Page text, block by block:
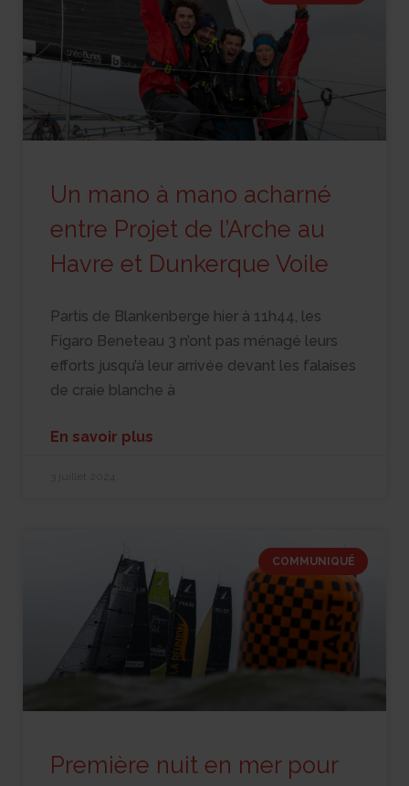
Un mano à mano acharné
entre Projet de l’Arche au
Havre et Dunkerque Voile
Partis de Blankenberge hier à 11h44, les
Figaro Beneteau 3 n’ont pas ménagé leurs
efforts jusqu’à leur arrivée devant les falaises
de craie blanche à
En savoir plus
COMMUNIQUÉ
Première nuit en mer pour